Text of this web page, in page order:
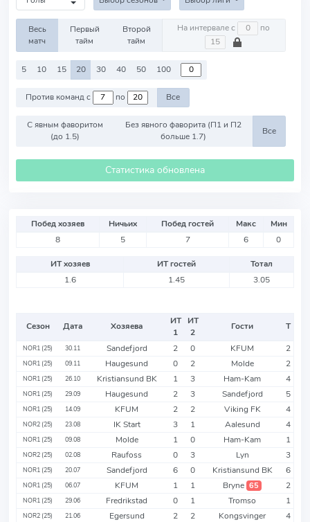
Весь
матч
Первый
тайм
Второй
тайм
На интервале с по
5 10 15 20 30 40 50 100
Против команд с по Все
С явным фаворитом
(до 1.5)
Без явного фаворита (П1 и П2
больше 1.7)
Все
Статистика обновлена
Побед хозяев Ничьих Побед гостей Макс
Мин
8
5 7 6 0
ИТ хозяев ИТ гостей
Тотал
1.6
1.45 3.05
Сезон Дата Хозяева
ИТ
1
ИТ
2
Гости Т
NOR1 (25) 30.11 Sandefjord 2 0 KFUM 2
NOR1 (25) 09.11 Haugesund 0 2 Molde 2
NOR1 (25) 26.10 Kristiansund BK 1 3 Ham-Kam 4
NOR1 (25) 29.09 Haugesund 2 3 Sandefjord 5
NOR1 (25) 14.09 KFUM 2 2 Viking FK 4
NOR2 (25) 23.08 IK Start 3 1 Aalesund 4
NOR1 (25) 09.08 Molde 1 0 Ham-Kam 1
NOR2 (25) 02.08 Raufoss 0 3 Lyn 3
NOR1 (25) 20.07 Sandefjord 6 0 Kristiansund BK 6
NOR1 (25) 06.07 KFUM 1 1 Bryne 65 2
NOR1 (25) 29.06 Fredrikstad 0 1 Tromso 1
NOR2 (25) 21.06 Egersund 2 2 Kongsvinger 4